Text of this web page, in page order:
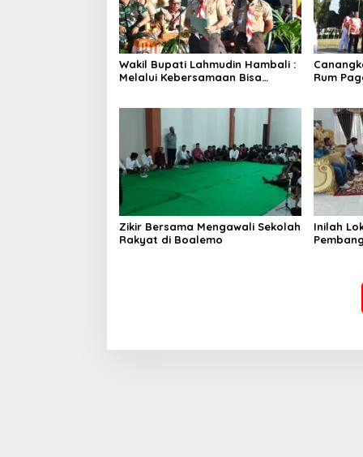
Wakil Bupati Lahmudin Hambali :
Melalui Kebersamaan Bisa
Rum
Zikir Bersama Mengawali Sekolah
Rakyat di Boalemo
Inilah